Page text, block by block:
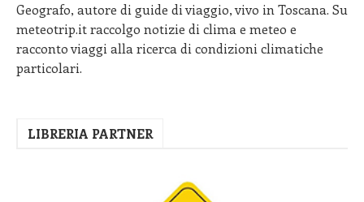
Geografo, autore di guide di viaggio, vivo in Toscana. Su
meteotrip.it raccolgo notizie di clima e meteo e
racconto viaggi alla ricerca di condizioni climatiche
particolari.
LIBRERIA PARTNER